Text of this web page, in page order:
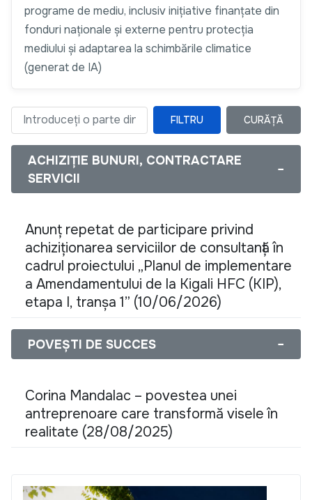
programe de mediu, inclusiv inițiative finanțate din
fonduri naționale și externe pentru protecția
mediului și adaptarea la schimbările climatice
(generat de IA)
Introduceți o parte din titlu FILTRU CURĂȚĂ
ACHIZIȚIE BUNURI, CONTRACTARE
SERVICII
−
Anunț repetat de participare privind
achiziționarea serviciilor de consultanță în
cadrul proiectului „Planul de implementare
a Amendamentului de la Kigali HFC (KIP),
etapa I, tranșa 1” (10/06/2026)
POVEȘTI DE SUCCES −
Corina Mandalac – povestea unei
antreprenoare care transformă visele în
realitate (28/08/2025)